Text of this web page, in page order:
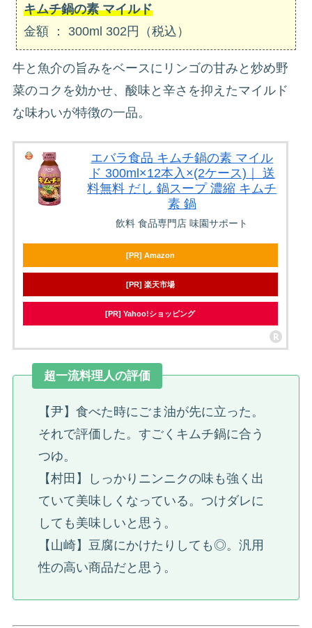
キムチ鍋の素 マイルド
金額 ： 300ml 302円（税込）
牛と魚介の旨みをベースにリンゴの甘みと炒め野
菜のコクを効かせ、酸味と辛さを抑えたマイルド
な味わいが特徴の一品。
エバラ食品 キムチ鍋の素 マイル
ド 300ml×12本入×(2ケース)｜ 送
料無料 だし 鍋スープ 濃縮 キムチ
素 鍋
飲料 食品専門店 味園サポート
[PR] Amazon
[PR] 楽天市場
[PR] Yahoo!ショッピング
超一流料理人の評価
【尹】食べた時にごま油が先に立った。
それで評価した。すごくキムチ鍋に合う
つゆ。
【村田】しっかりニンニクの味も強く出
ていて美味しくなっている。つけダレに
しても美味しいと思う。
【山崎】豆腐にかけたりしても◎。汎用
性の高い商品だと思う。